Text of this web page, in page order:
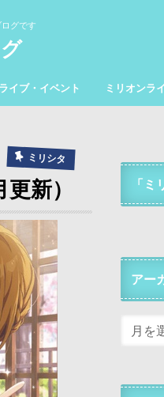
グです
イブ・イベント ミリオンラ
ミリシタ
新） 「
アー